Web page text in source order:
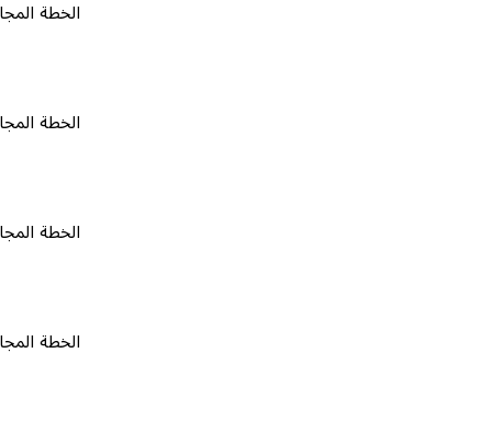
الخطة المجانية ٠
الخطة المجانية ٠
الخطة المجانية ٠
الخطة المجانية ٠